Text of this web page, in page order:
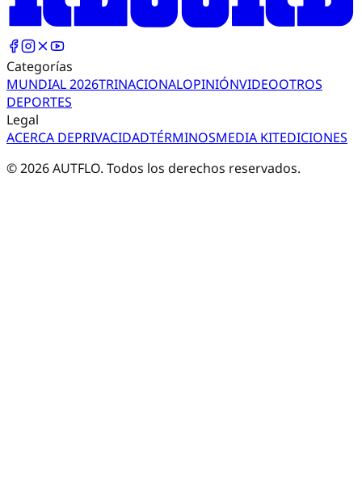
Categorías
MUNDIAL 2026TRINACIONALOPINIÓNVIDEOOTROS
DEPORTES
Legal
ACERCA DEPRIVACIDADTÉRMINOSMEDIA KITEDICIONES
©2026AUTFLO. Todos los derechos reservados.